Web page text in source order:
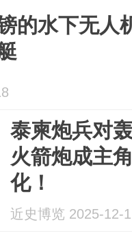
的水下无人
泰柬炮兵对
火箭炮成主
化！
近史博览 2025-12-